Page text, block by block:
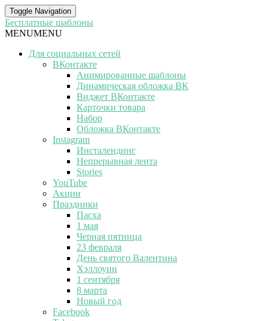
Toggle Navigation
Бесплатные шаблоны
MENUMENU
Для социальных сетей
ВКонтакте
Анимированные шаблоны
Динамическая обложка ВК
Виджет ВКонтакте
Карточки товара
Набор
Обложка ВКонтакте
Instagram
Инсталендинг
Непрерывная лента
Stories
YouTube
Акции
Праздники
Пасха
1 мая
Черная пятница
23 февраля
День святого Валентина
Хэллоуин
1 сентября
8 марта
Новый год
Facebook